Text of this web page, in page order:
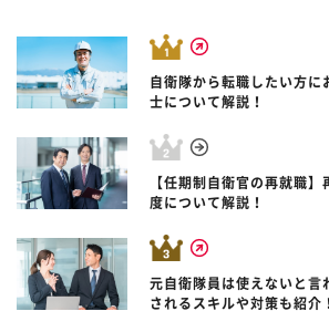
自衛隊から転職したい方に
士について解説！
【任期制自衛官の再就職】
度について解説！
元自衛隊員は使えないと言
されるスキルや対策も紹介！